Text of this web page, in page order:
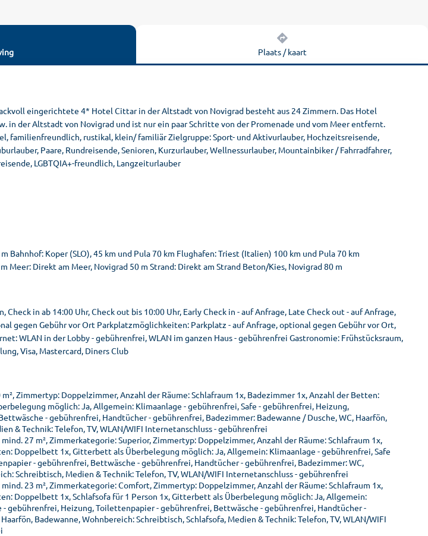
Plaats / kaart
eingerichtete 4* Hotel Cittar in der Altstadt von Novigrad besteht aus 24 Zimmern. Das Hotel
in der Altstadt von Novigrad und ist nur ein paar Schritte von der Promenade und vom Meer entfernt.
familienfreundlich, rustikal, klein/ familiär Zielgruppe: Sport- und Aktivurlauber, Hochzeitsreisende,
Paare, Rundreisende, Senioren, Kurzurlauber, Wellnessurlauber, Mountainbiker / Fahrradfahrer,
LGBTQIA+-freundlich, Langzeiturlauber
Bahnhof: Koper (SLO), 45 km und Pula 70 km Flughafen: Triest (Italien) 100 km und Pula 70 km
Meer: Direkt am Meer, Novigrad 50 m Strand: Direkt am Strand Beton/Kies, Novigrad 80 m
in ab 14:00 Uhr, Check out bis 10:00 Uhr, Early Check in - auf Anfrage, Late Check out - auf Anfrage,
gegen Gebühr vor Ort Parkplatzmöglichkeiten: Parkplatz - auf Anfrage, optional gegen Gebühr vor Ort,
WLAN in der Lobby - gebührenfrei, WLAN im ganzen Haus - gebührenfrei Gastronomie: Frühstücksraum,
Visa, Mastercard, Diners Club
Zimmertyp: Doppelzimmer, Anzahl der Räume: Schlafraum 1x, Badezimmer 1x, Anzahl der Betten:
möglich: Ja, Allgemein: Klimaanlage - gebührenfrei, Safe - gebührenfrei, Heizung,
- gebührenfrei, Handtücher - gebührenfrei, Badezimmer: Badewanne / Dusche, WC, Haarfön,
& Technik: Telefon, TV, WLAN/WIFI Internetanschluss - gebührenfrei
27 m², Zimmerkategorie: Superior, Zimmertyp: Doppelzimmer, Anzahl der Räume: Schlafraum 1x,
Doppelbett 1x, Gitterbett als Überbelegung möglich: Ja, Allgemein: Klimaanlage - gebührenfrei, Safe
- gebührenfrei, Bettwäsche - gebührenfrei, Handtücher - gebührenfrei, Badezimmer: WC,
Schreibtisch, Medien & Technik: Telefon, TV, WLAN/WIFI Internetanschluss - gebührenfrei
23 m², Zimmerkategorie: Comfort, Zimmertyp: Doppelzimmer, Anzahl der Räume: Schlafraum 1x,
Doppelbett 1x, Schlafsofa für 1 Person 1x, Gitterbett als Überbelegung möglich: Ja, Allgemein:
- gebührenfrei, Heizung, Toilettenpapier - gebührenfrei, Bettwäsche - gebührenfrei, Handtücher -
Badewanne, Wohnbereich: Schreibtisch, Schlafsofa, Medien & Technik: Telefon, TV, WLAN/WIFI